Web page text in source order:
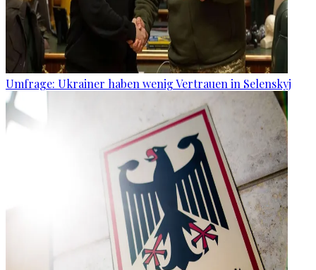
Umfrage: Ukrainer haben wenig Vertrauen in Selenskyj